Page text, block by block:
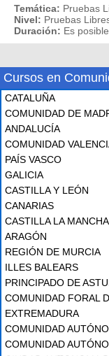
Temática: Pruebas
Nivel: Pruebas
Duración: Es
Cursos en
CATALUÑA
COMUNIDAD DE
ANDALUCÍA
COMUNIDAD
PAÍS VASCO
GALICIA
CASTILLA Y LEÓN
CANARIAS
CASTILLA LA MANCHA
ARAGÓN
REGIÓN DE MURCIA
ILLES BALEARS
PRINCIPADO DE
COMUNIDAD FORAL
EXTREMADURA
COMUNIDAD
COMUNIDAD